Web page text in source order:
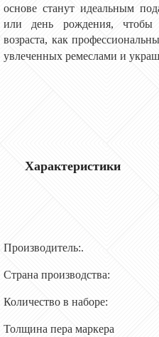
основе станут идеальным
или день рождения, чтобы
возраста, как
увлеченных ремеслами и
Характеристики
Производитель:.
Страна
Количество в
Толщина пера